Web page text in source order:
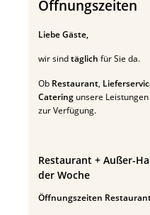
Öffnungszeiten
Liebe Gäste,
wir sindtäglich für Sie da.
Ob Restaurant,
Catering unsere
zur Verfügung.
Restaurant + Außer-
der Woche
Öffnungszeiten